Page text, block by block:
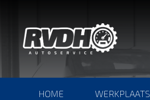
HOME WERKPLAATS